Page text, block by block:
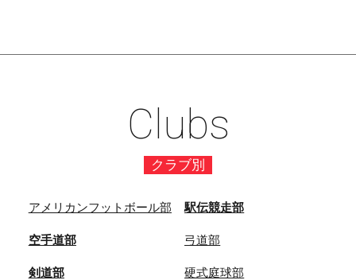
Clubs
クラブ別
アメリカンフットボール部 駅伝競走部
空手道部 弓道部
剣道部 硬式庭球部